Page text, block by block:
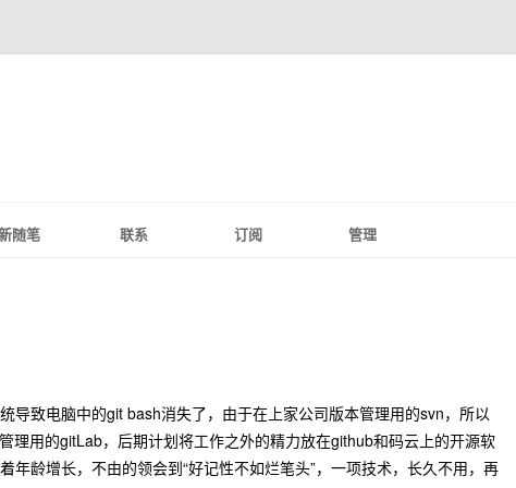
随笔 联系 订阅 管理
导致电脑中的git bash消失了，由于在上家公司版本管理用的svn，所以
理用的gitLab，后期计划将工作之外的精力放在github和码云上的开源软
年龄增长，不由的领会到“好记性不如烂笔头”，一项技术，长久不用，再